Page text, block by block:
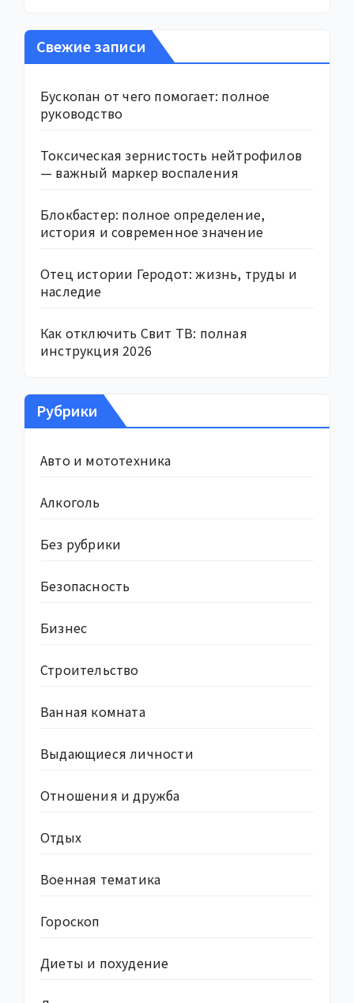
Свежие записи
Бускопан от чего помогает: полное
руководство
Токсическая зернистость нейтрофилов
— важный маркер воспаления
Блокбастер: полное определение,
история и современное значение
Отец истории Геродот: жизнь, труды и
наследие
Как отключить Свит ТВ: полная
инструкция 2026
Рубрики
Авто и мототехника
Алкоголь
Без рубрики
Безопасность
Бизнес
Строительство
Ванная комната
Выдающиеся личности
Отношения и дружба
Отдых
Военная тематика
Гороскоп
Диеты и похудение